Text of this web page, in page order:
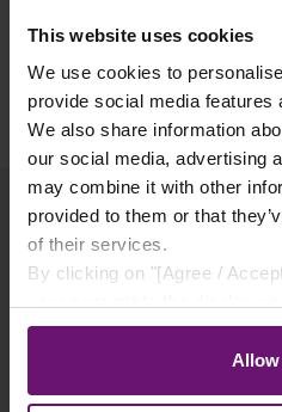
This website uses cookies
We use cookies to
provide social media features
We also share information
our social media, advertising
may combine it with other
provided to them or that
of their services.
By clicking on "[Agree /
store to our partner,
Schöppingen, Germany),
to you personally, but may
Passendes